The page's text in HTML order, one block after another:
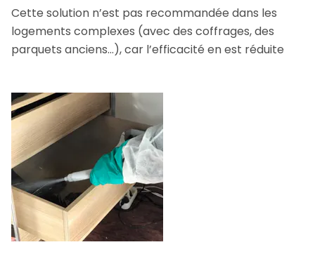
Cette solution n’est pas recommandée dans les
logements complexes (avec des coffrages, des
parquets anciens…), car l’efficacité en est réduite